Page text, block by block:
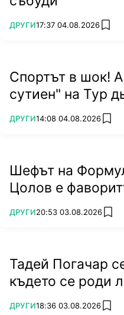
ПОВЕЧЕ ОТ
ДРУГИ17:37 04.08.2026 add
Спортът в шок!
сутиен" на Тур
ПОВЕЧЕ ОТ
ДРУГИ14:08 04.08.2026 add
Шефът на
Цолов е
ПОВЕЧЕ ОТ
ДРУГИ20:53 03.08.2026 add
Тадей Погачар
където се роди
ПОВЕЧЕ ОТ
ДРУГИ18:36 03.08.2026 add